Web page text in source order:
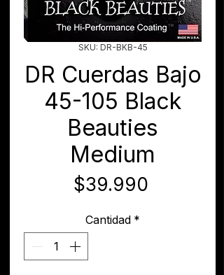
SKU: DR-BKB-45
DR Cuerdas Bajo
45-105 Black
Beauties
Medium
$39.990
Cantidad *